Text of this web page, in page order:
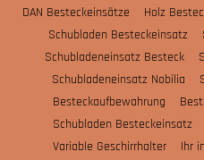
DAN Besteckeinsätze
Holz
Schubladen Besteckeinsatz
Schubladeneinsatz Besteck
Schubladeneinsatz Nobilia
Besteckaufbewahrung
Schubladen Besteckeinsatz
Variable Geschirrhalter
Ihr